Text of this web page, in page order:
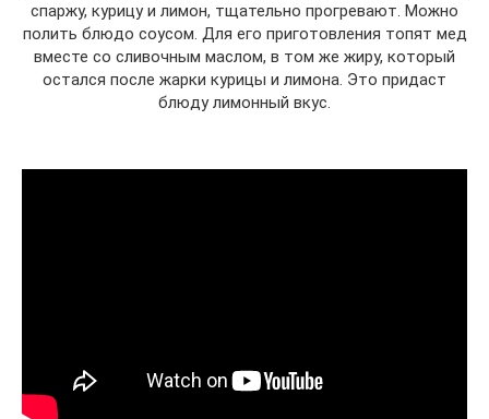
спаржу, курицу и лимон, тщательно прогревают. Можно
полить блюдо соусом. Для его приготовления топят мед
вместе со сливочным маслом, в том же жиру, который
остался после жарки курицы и лимона. Это придаст
блюду лимонный вкус.